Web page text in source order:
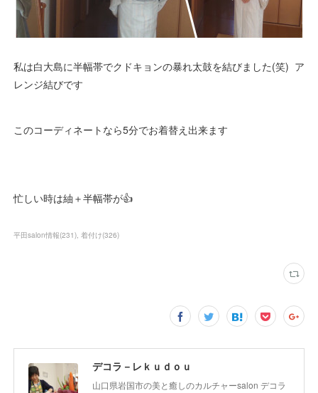
私は白大島に半幅帯でクドキョンの暴れ太鼓を結びました(笑) ア
レンジ結びです
このコーディネートなら5分でお着替え出来ます
忙しい時は紬＋半幅帯が👍️
平田salon情報(231) 着付け(326)
デコラ－レｋｕｄｏｕ
山口県岩国市の美と癒しのカルチャーsalon デコラ